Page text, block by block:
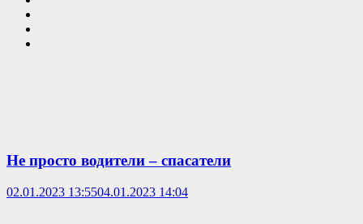
Не просто водители – спасатели
02.01.2023 13:5504.01.2023 14:04